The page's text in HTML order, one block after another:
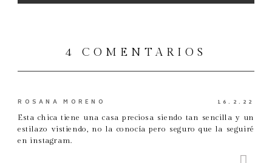
4 COMENTARIOS
ROSANA MORENO
16.2.22
Esta chica tiene una casa preciosa siendo tan sencilla y un
estilazo vistiendo, no la conocía pero seguro que la seguiré
en instagram.